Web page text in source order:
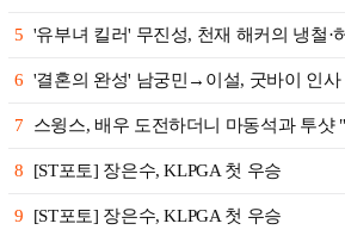
5 '유부녀 킬러' 무진성, 천재 해커의 냉철·
6 '결혼의 완성' 남궁민→이설, 굿바이 인
7 스윙스, 배우 도전하더니 마동석과 투
8 [ST포토] 장은수, KLPGA 첫 우승
9 [ST포토] 장은수, KLPGA 첫 우승